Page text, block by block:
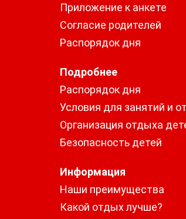
Приложение к анкете
Согласие родителей
Распорядок дня
Подробнее
Распорядок дня
Условия для занятий и
Организация отдыха
Безопасность детей
Информация
Наши преимущества
Какой отдых лучше?